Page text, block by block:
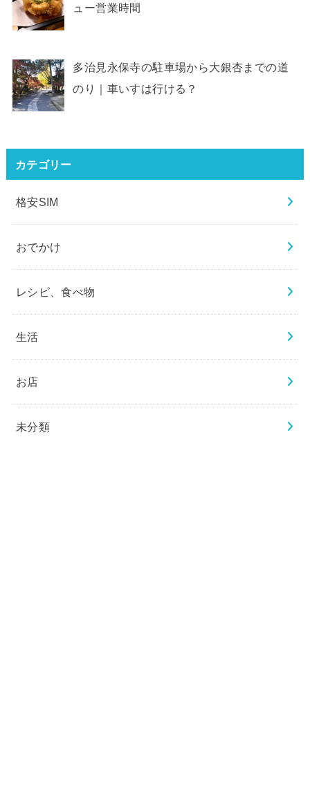
ュー営業時間
多治見永保寺の駐車場から大銀杏までの道
のり｜車いすは行ける？
カテゴリー
格安SIM
おでかけ
レシピ、食べ物
生活
お店
未分類